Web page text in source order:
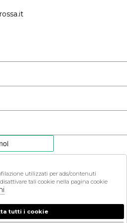
utilizzati per ads/contenuti
tali cookie nella pagina cookie
tutti i cookie